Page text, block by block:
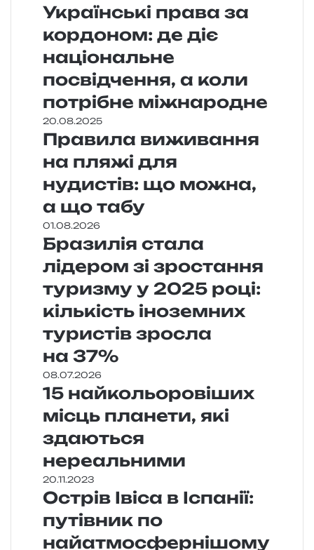
Українські права за
кордоном: де діє
національне
посвідчення, а коли
потрібне міжнародне
20.08.2025
Правила виживання
на пляжі для
нудистів: що можна,
а що табу
01.08.2026
Бразилія стала
лідером зі зростання
туризму у 2025 році:
кількість іноземних
туристів зросла
на 37%
08.07.2026
15 найкольоровіших
місць планети, які
здаються
нереальними
20.11.2023
Острів Івіса в Іспанії:
путівник по
найатмосфернішому